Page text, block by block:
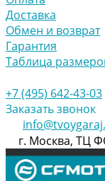
Доставка
Обмен и возврат
Гарантия
Таблица
+7 (495) 642-43-03
Заказать звонок
г. Москва, ТЦ